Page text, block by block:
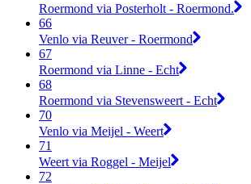
Roermond via Posterholt - Roermond.
66
Venlo via Reuver - Roermond
67
Roermond via Linne - Echt
68
Roermond via Stevensweert - Echt
70
Venlo via Meijel - Weert
71
Weert via Roggel - Meijel
72